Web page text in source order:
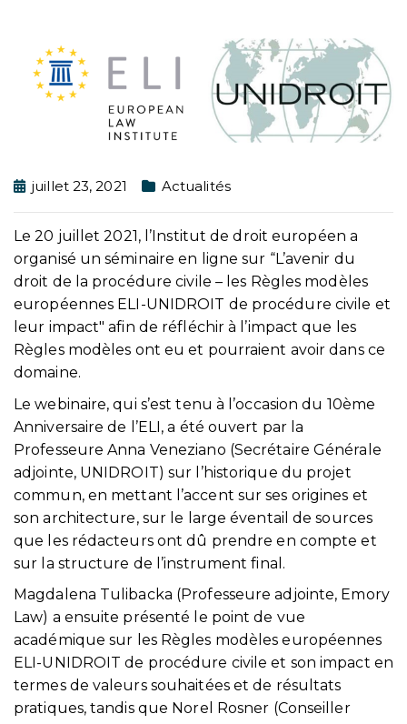
juillet 23, 2021 Actualités
Le 20 juillet 2021, l’Institut de droit européen a
organisé un séminaire en ligne sur “L’avenir du
droit de la procédure civile – les Règles modèles
européennes ELI-UNIDROIT de procédure civile et
leur impact″ afin de réfléchir à l’impact que les
Règles modèles ont eu et pourraient avoir dans ce
domaine.
Le webinaire, qui s’est tenu à l’occasion du 10ème
Anniversaire de l’ELI, a été ouvert par la
Professeure Anna Veneziano (Secrétaire Générale
adjointe, UNIDROIT) sur l’historique du projet
commun, en mettant l’accent sur ses origines et
son architecture, sur le large éventail de sources
que les rédacteurs ont dû prendre en compte et
sur la structure de l’instrument final.
Magdalena Tulibacka (Professeure adjointe, Emory
Law) a ensuite présenté le point de vue
académique sur les Règles modèles européennes
ELI-UNIDROIT de procédure civile et son impact en
termes de valeurs souhaitées et de résultats
pratiques, tandis que Norel Rosner (Conseiller